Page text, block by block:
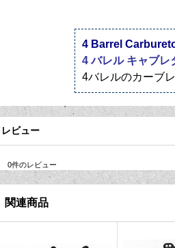
4 Barrel
4 バレル キャブレ
4バレルのカーブ
レビュー
0件のレビュー
関連商品